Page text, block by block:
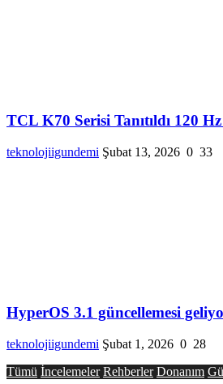
TCL K70 Serisi Tanıtıldı 120
teknolojiigundemi Şubat 13, 2026 0 33
HyperOS 3.1 güncellemesi
teknolojiigundemi Şubat 1, 2026 0 28
Tümü İncelemeler Rehberler Donanım